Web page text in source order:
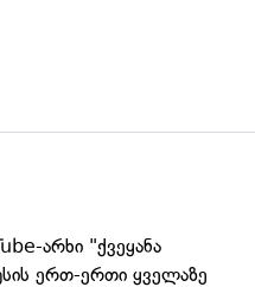
არხი "ქვეყანა
ერთ-ერთი ყველაზე